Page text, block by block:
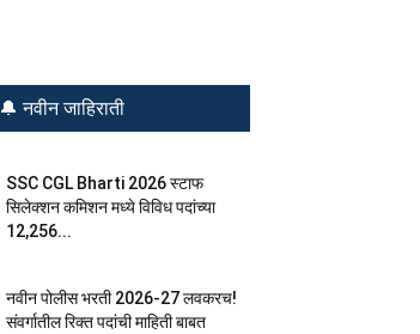
🔔 नवीन जाहिराती
SSC CGL Bharti 2026 स्टाफ
सिलेक्शन कमिशन मध्ये विविध पदांच्या
12,256...
नवीन पोलीस भरती 2026-27 लवकरच!
संवर्गातील रिक्त पदांची माहिती बाबत